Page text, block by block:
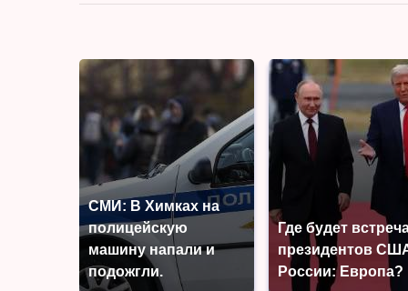
СМИ: В Химках на
полицейскую
машину напали и
подожгли.
Где будет
президентов
России: Европа?